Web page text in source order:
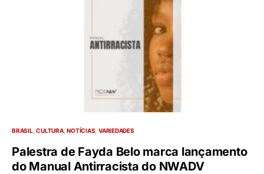
BRASIL CULTURA NOTÍCIAS VARIEDADES
Palestra de Fayda Belo marca lançamento
do Manual Antirracista do NWADV